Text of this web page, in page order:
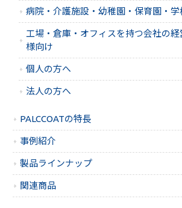
病院・介護施設・幼稚園・保育園・学
工場・倉庫・オフィスを持つ会社の
様向け
個人の方へ
法人の方へ
PALCCOATの特長
事例紹介
製品ラインナップ
関連商品